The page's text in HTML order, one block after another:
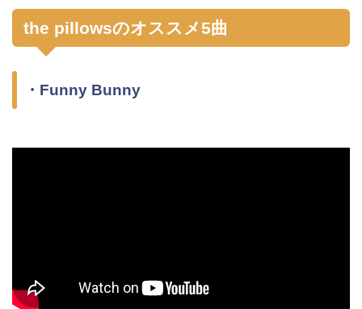
the pillowsのオススメ5曲
・Funny Bunny